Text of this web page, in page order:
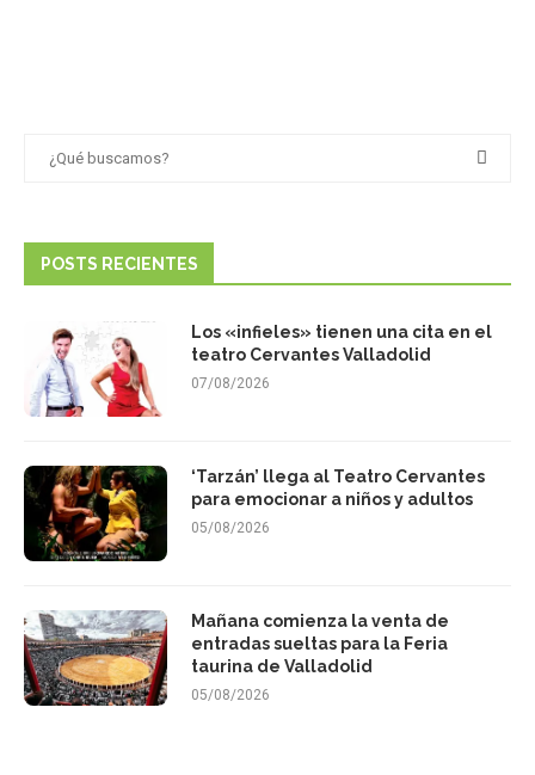
POSTS RECIENTES
Los «infieles» tienen una cita en el
teatro Cervantes Valladolid
07/08/2026
‘Tarzán’ llega al Teatro Cervantes
para emocionar a niños y adultos
05/08/2026
Mañana comienza la venta de
entradas sueltas para la Feria
taurina de Valladolid
05/08/2026